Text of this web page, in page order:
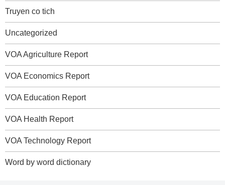
Truyen co tich
Uncategorized
VOA Agriculture Report
VOA Economics Report
VOA Education Report
VOA Health Report
VOA Technology Report
Word by word dictionary